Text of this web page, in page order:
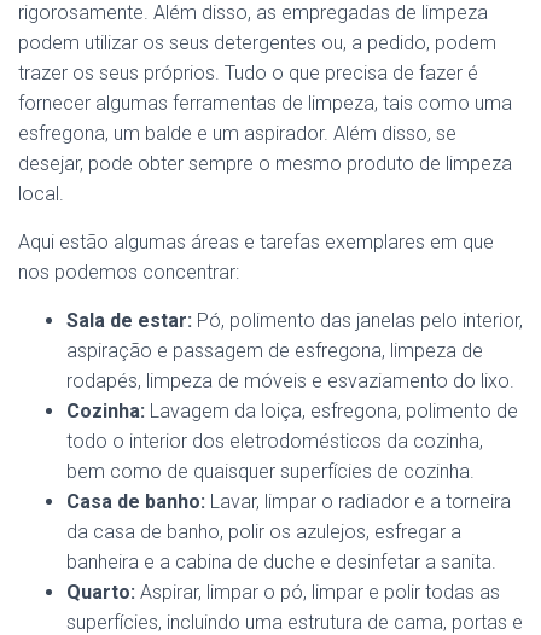
rigorosamente. Além disso, as empregadas de limpeza
podem utilizar os seus detergentes ou, a pedido, podem
trazer os seus próprios. Tudo o que precisa de fazer é
fornecer algumas ferramentas de limpeza, tais como uma
esfregona, um balde e um aspirador. Além disso, se
desejar, pode obter sempre o mesmo produto de limpeza
local.
Aqui estão algumas áreas e tarefas exemplares em que
nos podemos concentrar:
Sala de estar: Pó, polimento das janelas pelo interior,
aspiração e passagem de esfregona, limpeza de
rodapés, limpeza de móveis e esvaziamento do lixo.
Cozinha: Lavagem da loiça, esfregona, polimento de
todo o interior dos eletrodomésticos da cozinha,
bem como de quaisquer superfícies de cozinha.
Casa de banho: Lavar, limpar o radiador e a torneira
da casa de banho, polir os azulejos, esfregar a
banheira e a cabina de duche e desinfetar a sanita.
Quarto: Aspirar, limpar o pó, limpar e polir todas as
superfícies, incluindo uma estrutura de cama, portas e